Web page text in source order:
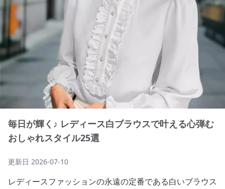
毎日が輝く♪ レディース白ブラウスで叶える心弾む
おしゃれスタイル25選
更新日 2026-07-10
レディースファッションの永遠の定番である白いブラウス